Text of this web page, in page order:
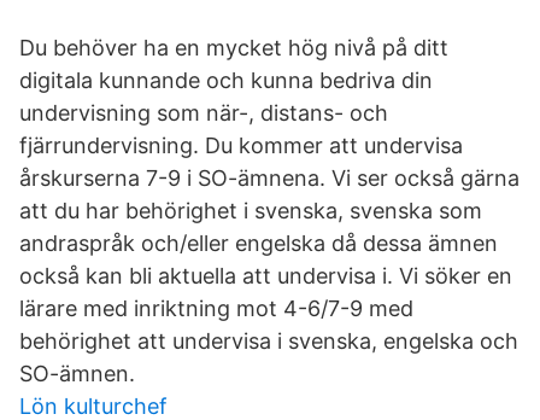
Du behöver ha en mycket hög nivå på ditt
digitala kunnande och kunna bedriva din
undervisning som när-, distans- och
fjärrundervisning. Du kommer att undervisa
årskurserna 7-9 i SO-ämnena. Vi ser också gärna
att du har behörighet i svenska, svenska som
andraspråk och/eller engelska då dessa ämnen
också kan bli aktuella att undervisa i. Vi söker en
lärare med inriktning mot 4-6/7-9 med
behörighet att undervisa i svenska, engelska och
SO-ämnen.
Lön kulturchef